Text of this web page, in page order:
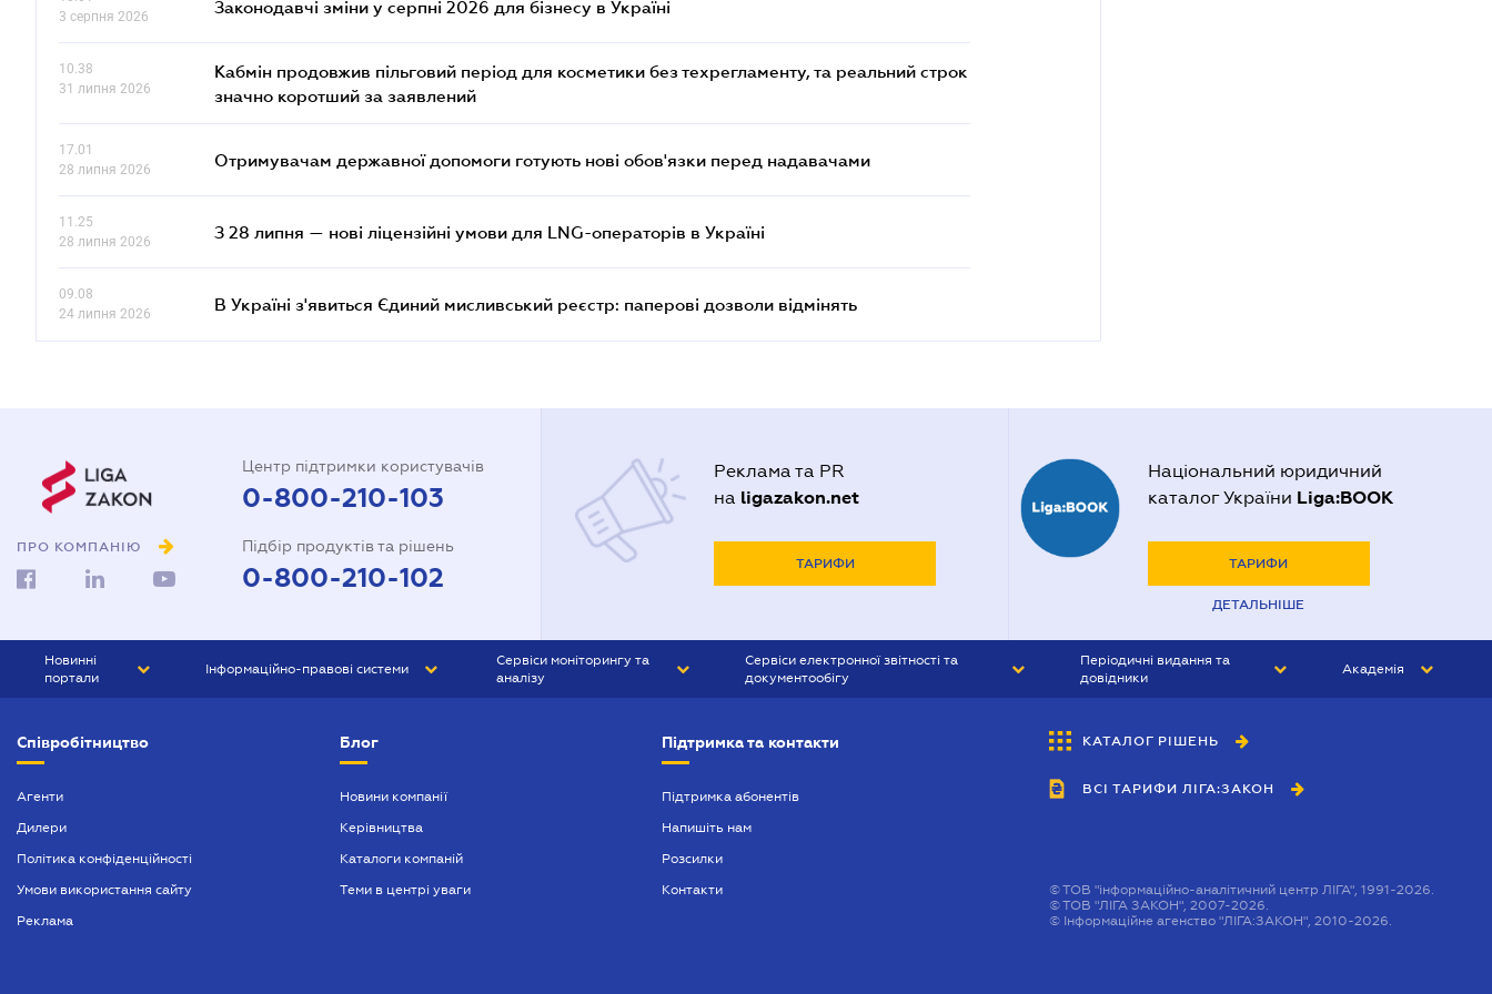
3 серпня 2026
Законодавчі зміни у серпні 2026 для бізнесу в Україні
10.38
31 липня 2026
Кабмін продовжив пільговий період для косметики без техрегламенту, та реальний строк
значно коротший за заявлений
17.01
28 липня 2026
Отримувачам державної допомоги готують нові обов'язки перед надавачами
11.25
28 липня 2026
З 28 липня — нові ліцензійні умови для LNG-операторів в Україні
09.08
24 липня 2026
В Україні з'явиться Єдиний мисливський реєстр: паперові дозволи відмінять
ПРО КОМПАНІЮ
Центр підтримки користувачів
0-800-210-103
Підбір продуктів та рішень
0-800-210-102
Реклама та PR
на ligazakon.net
ТАРИФИ
Національний юридичний
каталог України Liga:BOOK
ТАРИФИ
ДЕТАЛЬНІШЕ
Новинні
портали
БІЗНЕС
Інформаційно-правові системи
БУХГАЛТЕР ПРОФ
Сервіси моніторингу та
аналізу
Сервіси електронної звітності та
документообігу
Періодичні видання та
довідники
БУХГАЛТЕР&ЗАКОН
ВІСНИК МСФЗ
Академія
Співробітництво
Агенти
Дилери
Політика конфіденційності
Умови використання сайту
Реклама
Блог
Новини компанії
Керівництва
Каталоги компаній
Теми в центрі уваги
Підтримка та контакти
Підтримка абонентів
Напишіть нам
Розсилки
Контакти
КАТАЛОГ РІШЕНЬ
ВСІ ТАРИФИ ЛІГА:ЗАКОН
©ТОВ "інформаційно-аналітичний центр ЛІГА", 1991-2026.
©ТОВ "ЛІГА ЗАКОН", 2007-2026.
© Інформаційне агенство "ЛІГА:ЗАКОН", 2010-2026.